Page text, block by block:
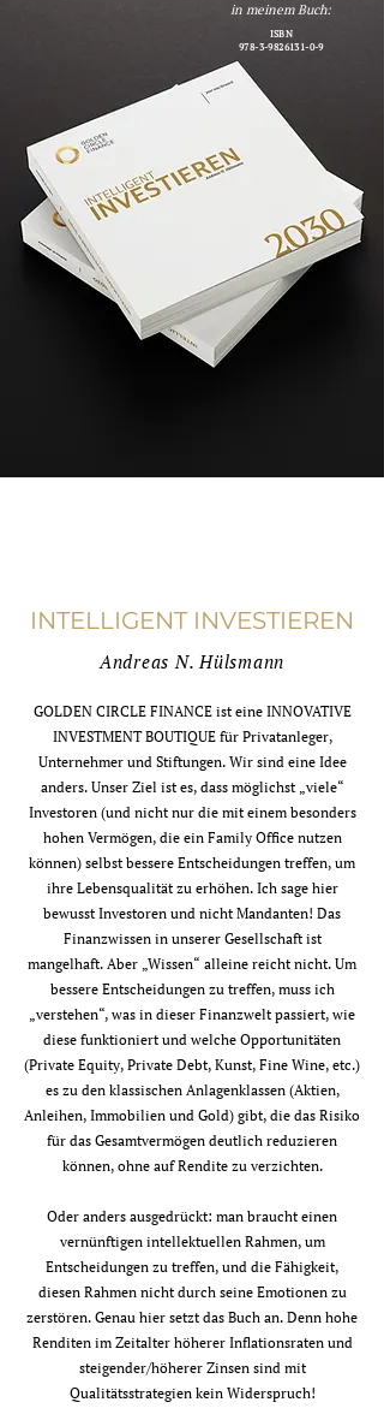
ISBN
978-3-9826131-0-9
in meinem Buch:
INTELLIGENT INVESTIEREN
Andreas N. Hülsmann
GOLDEN CIRCLE FINANCE ist eine INNOVATIVE
INVESTMENT BOUTIQUE für Privatanleger,
Unternehmer und Stiftungen. Wir sind eine Idee
anders. Unser Ziel ist es, dass möglichst „viele“
Investoren (und nicht nur die mit einem besonders
hohen Vermögen, die ein Family Office nutzen
können) selbst bessere Entscheidungen treffen, um
ihre Lebensqualität zu erhöhen. Ich sage hier
bewusst Investoren und nicht Mandanten! Das
Finanzwissen in unserer Gesellschaft ist
mangelhaft. Aber „Wissen“ alleine reicht nicht. Um
bessere Entscheidungen zu treffen, muss ich
„verstehen“, was in dieser Finanzwelt passiert, wie
diese funktioniert und welche Opportunitäten
(Private Equity, Private Debt, Kunst, Fine Wine, etc.)
es zu den klassischen Anlagenklassen (Aktien,
Anleihen, Immobilien und Gold) gibt, die das Risiko
für das Gesamtvermögen deutlich reduzieren
können, ohne auf Rendite zu verzichten.
Oder anders ausgedrückt: man braucht einen
vernünftigen intellektuellen Rahmen, um
Entscheidungen zu treffen, und die Fähigkeit,
diesen Rahmen nicht durch seine Emotionen zu
zerstören. Genau hier setzt das Buch an. Denn hohe
Renditen im Zeitalter höherer Inflationsraten und
steigender/höherer Zinsen sind mit
Qualitätsstrategien kein Widerspruch!